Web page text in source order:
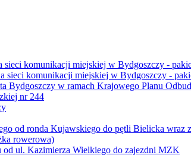
sieci komunikacji miejskiej w Bydgoszczy -
sieci komunikacji miejskiej w Bydgoszczy -
Bydgoszczy w ramach Krajowego Planu
nr 244
od ronda Kujawskiego do pętli Bielicka wraz
rowerowa)
ul. Kazimierza Wielkiego do zajezdni MZK